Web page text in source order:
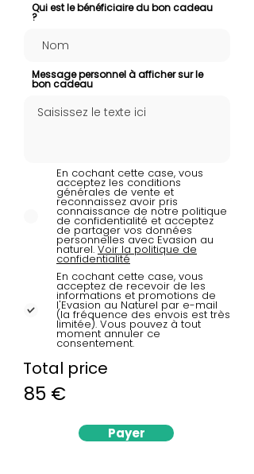
Qui est le bénéficiaire du bon cadeau
?
Message personnel à afficher sur le
bon cadeau
En cochant cette case, vous
acceptez les conditions
générales de vente et
reconnaissez avoir pris
connaissance de notre politique
de confidentialité et acceptez
de partager vos données
personnelles avec Evasion au
naturel. Voir la politique de
confidentialité
En cochant cette case, vous
acceptez de recevoir de les
informations et promotions de
l'Evasion au Naturel par e-mail
(la fréquence des envois est très
limitée). Vous pouvez à tout
moment annuler ce
consentement.
Total price
85 €
Payer